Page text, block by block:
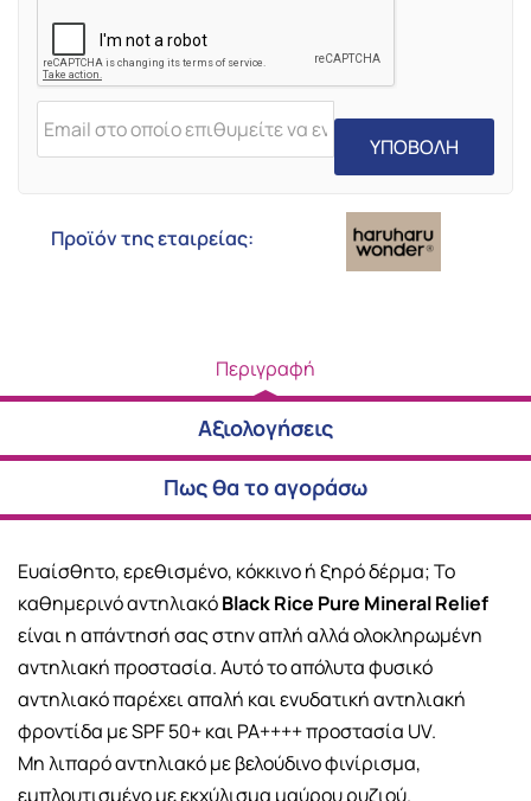
ΥΠΟΒΟΛΗ
Προϊόν της εταιρείας:
Περιγραφή
Αξιολογήσεις
Πως θα το αγοράσω
Ευαίσθητο, ερεθισμένο, κόκκινο ή ξηρό δέρμα; Το
καθημερινό αντηλιακόBlack Rice Pure Mineral Relief
είναι η απάντησή σας στην απλή αλλά ολοκληρωμένη
αντηλιακή προστασία. Αυτό το απόλυτα φυσικό
αντηλιακό παρέχει απαλή και ενυδατική αντηλιακή
φροντίδα με SPF 50+ και PA++++ προστασία UV.
Μη λιπαρό αντηλιακό με βελούδινο φινίρισμα,
εμπλουτισμένο με εκχύλισμα μαύρου ρυζιού.